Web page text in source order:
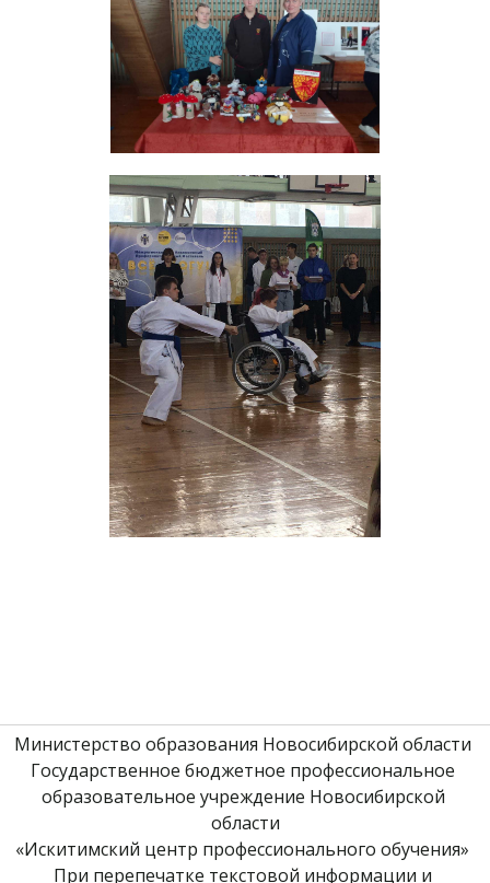
Министерство образования Новосибирской области
Государственное бюджетное профессиональное
образовательное учреждение Новосибирской
области
«Искитимский центр профессионального обучения»
При перепечатке текстовой информации и